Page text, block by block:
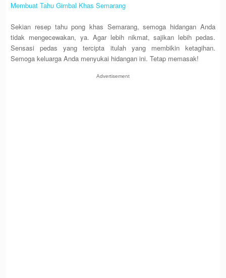
Membuat Tahu Gimbal Khas Semarang
Sekian resep tahu pong khas Semarang, semoga hidangan Anda
tidak mengecewakan, ya. Agar lebih nikmat, sajikan lebih pedas.
Sensasi pedas yang tercipta itulah yang membikin ketagihan.
Semoga keluarga Anda menyukai hidangan ini. Tetap memasak!
Advertisement